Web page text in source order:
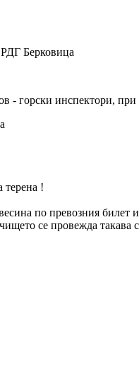
Берковица
- горски инспектори,
терена !
по превозния
се провежда такава